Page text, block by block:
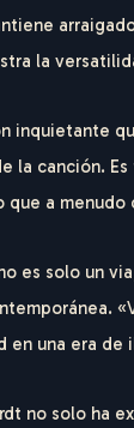
E
la
inquietante
la canción.
que a menudo
es solo un
en una era de
no solo ha